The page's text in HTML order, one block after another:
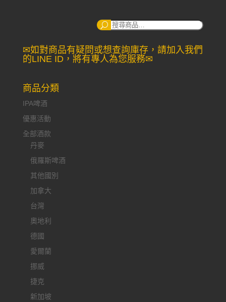
搜
✉如對商品有疑問或想查詢庫存，請加入我們
的LINE ID，將有專人為您服務✉
商品分類
IPA啤酒
優惠活動
全部酒款
丹麥
俄羅斯啤酒
其他國別
加拿大
台灣
奧地利
德國
愛爾蘭
挪威
捷克
新加坡